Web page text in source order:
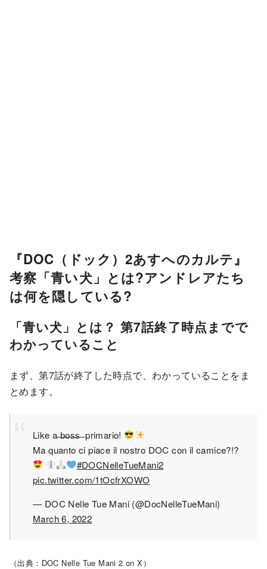
『DOC（ドック）2あすへのカルテ』
考察「青い犬」とは?アンドレアたち
は何を隠している?
「青い犬」とは？ 第7話終了時点までで
わかっていること
まず、第7話が終了した時点で、わかっていることをま
とめます。
Like a ̶b̶o̶s̶s̶ ̶ primario!
Ma quanto ci piace il nostro DOC con il camice?!?
#DOCNelleTueMani2
pic.twitter.com/1tOcfrXOWO
— DOC Nelle Tue Mani (@DocNelleTueMani)
March 6, 2022
（出典：DOC Nelle Tue Mani 2 on X）